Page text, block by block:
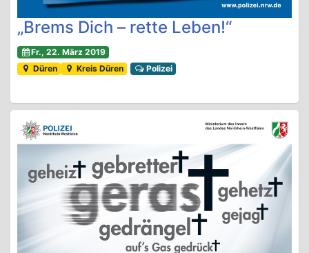
„Brems Dich – rette Leben!“
Fr., 22. März 2019
Düren
Kreis Düren Polizei